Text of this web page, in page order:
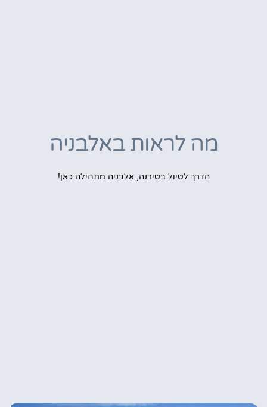
מה לראות באלבניה
הדרך לטיול בטירנה, אלבניה מתחילה כאן!